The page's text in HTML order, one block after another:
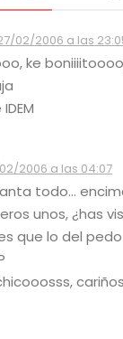
02/2006 a las
ke
2006 a las 04:07
todo…
unos, ¿has
que lo del